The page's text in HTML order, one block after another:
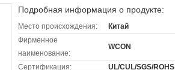
Подробная информация о продукте:
Место происхождения:
Китай
Фирменное
наименование:
WCON
Сертификация:
UL/CUL/SGS/ROHS